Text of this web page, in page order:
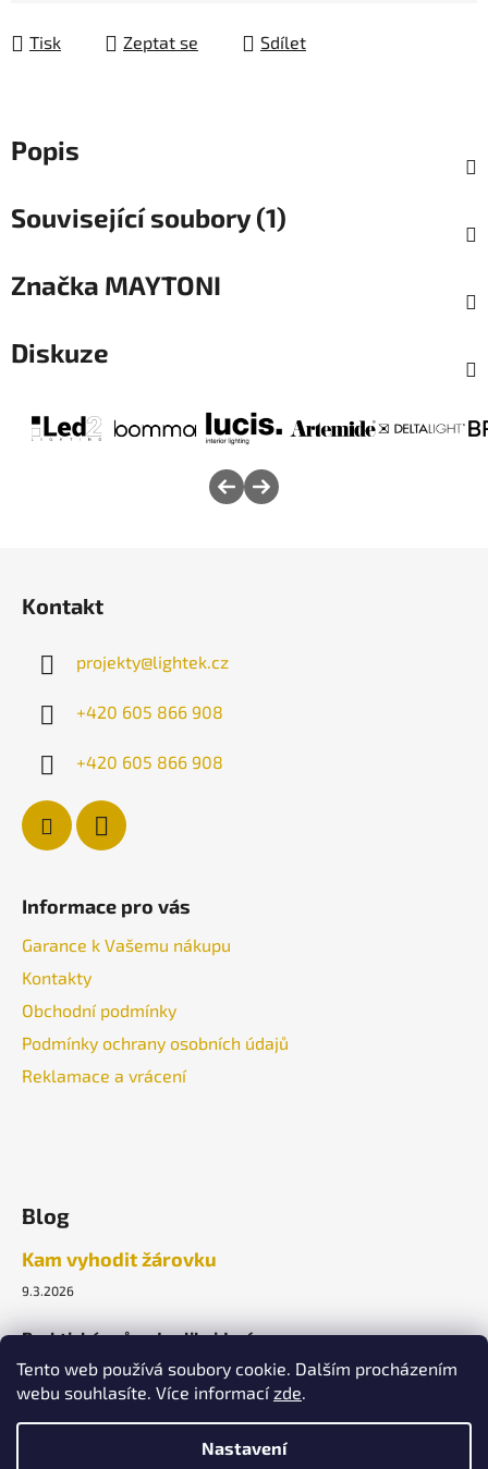
Tento web používá soubory cookie. Dalším procházením
webu souhlasíte. Více informacízde.
Nastavení
Tisk Zeptat se Sdílet
Popis
Související soubory (1)
Značka MAYTONI
Diskuze
Kontakt
projekty@lightek.cz
+420 605 866 908
+420 605 866 908
Informace pro vás
Garance k Vašemu nákupu
Kontakty
Obchodní podmínky
Podmínky ochrany osobních údajů
Reklamace a vrácení
Blog
Kam vyhodit žárovku
9.3.2026
Praktický průvodce likvidací.
ARCHIV